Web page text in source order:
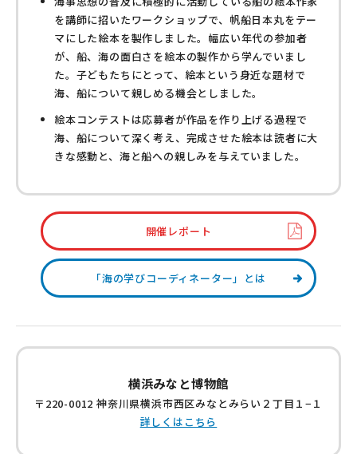
を講師に招いたワークショップで、帆船日本丸をテー
マにした絵本を製作しました。幅広い年代の参加者
が、船、海の面白さを絵本の製作から学んでいまし
た。子どもたちにとって、絵本という身近な題材で
海、船について親しめる機会としました。
絵本コンテストは応募者が作品を作り上げる過程で
海、船について深く考え、完成させた絵本は読者に大
きな感動と、海と船への親しみを与えていました。
開催レポート
「海の学びコーディネーター」とは
横浜みなと博物館
〒220-0012 神奈川県横浜市西区みなとみらい２丁目１−１
詳しくはこちら